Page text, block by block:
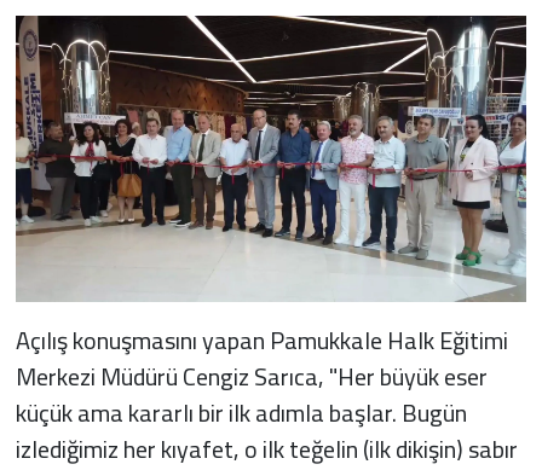
Açılış konuşmasını yapan Pamukkale Halk Eğitimi
Merkezi Müdürü Cengiz Sarıca, "Her büyük eser
küçük ama kararlı bir ilk adımla başlar. Bugün
izlediğimiz her kıyafet, o ilk teğelin (ilk dikişin) sabır